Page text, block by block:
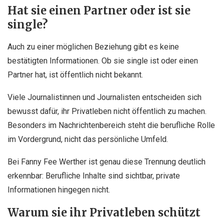
Hat sie einen Partner oder ist sie
single?
Auch zu einer möglichen Beziehung gibt es keine
bestätigten Informationen. Ob sie single ist oder einen
Partner hat, ist öffentlich nicht bekannt.
Viele Journalistinnen und Journalisten entscheiden sich
bewusst dafür, ihr Privatleben nicht öffentlich zu machen.
Besonders im Nachrichtenbereich steht die berufliche Rolle
im Vordergrund, nicht das persönliche Umfeld.
Bei Fanny Fee Werther ist genau diese Trennung deutlich
erkennbar: Berufliche Inhalte sind sichtbar, private
Informationen hingegen nicht.
Warum sie ihr Privatleben schützt